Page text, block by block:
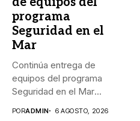
programa
Seguridad en el
Mar
Continúa entrega de
equipos del programa
Seguridad en el Mar
PORADMIN 6 AGOSTO, 2026